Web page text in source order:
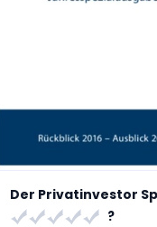
Der Privatinvestor
?